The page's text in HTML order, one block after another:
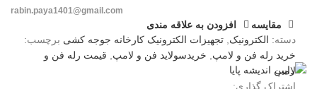
rabin.paya1401@gmail.com
ورود / ثبت نام
منو
محصول / ﷼ 0
مقایسه
افزودن به علاقه مندی
دسته: الکترونیک تجهیزات الکترونیک کارخانه جوجه کشی برچسب:
خرید رله فن و لامپ
خریدسولاید فن و لامپ
قیمت رله فن و
لامپ
اشتراک گذاری: